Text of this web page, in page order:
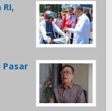
Pasar